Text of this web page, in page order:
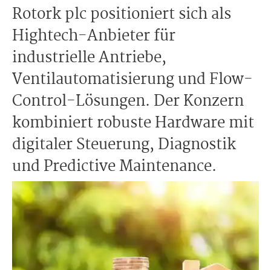
Rotork plc positioniert sich als
Hightech-Anbieter für
industrielle Antriebe,
Ventilautomatisierung und Flow-
Control-Lösungen. Der Konzern
kombiniert robuste Hardware mit
digitaler Steuerung, Diagnostik
und Predictive Maintenance.